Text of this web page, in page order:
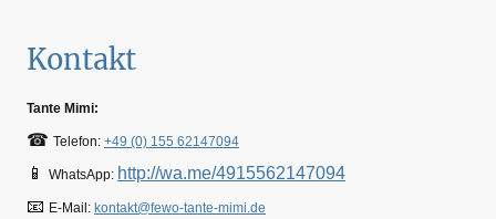
Kontakt
Tante Mimi:
☎ Telefon: +49 (0) 155 62147094
📱 WhatsApp: http://wa.me/4915562147094
📧 E-Mail: kontakt@fewo-tante-mimi.de